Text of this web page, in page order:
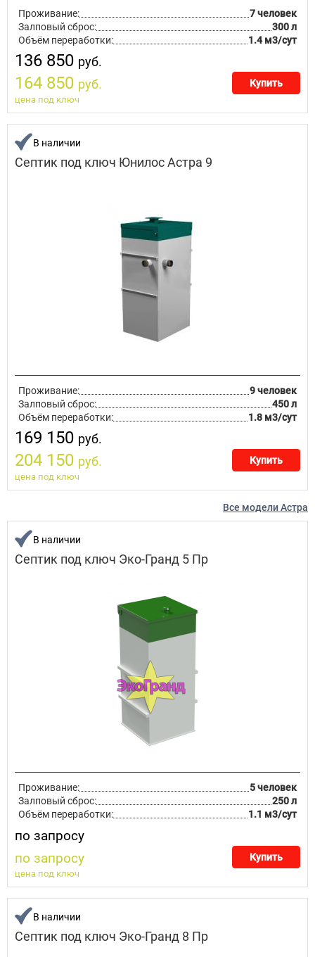
Проживание:
7 человек
Залповый сброс:
300 л
Объём переработки:
1.4 м3/сут
136 850 руб.
164 850 руб. Купить
цена под ключ
В наличии
Септик под ключ Юнилос Астра 9
Проживание:
9 человек
Залповый сброс:
450 л
Объём переработки:
1.8 м3/сут
169 150 руб.
204 150 руб. Купить
цена под ключ
Все модели Астра
В наличии
Септик под ключ Эко-Гранд 5 Пр
Проживание:
5 человек
Залповый сброс:
250 л
Объём переработки:
1.1 м3/сут
по запросу
по запросу
Купить
цена под ключ
В наличии
Септик под ключ Эко-Гранд 8 Пр